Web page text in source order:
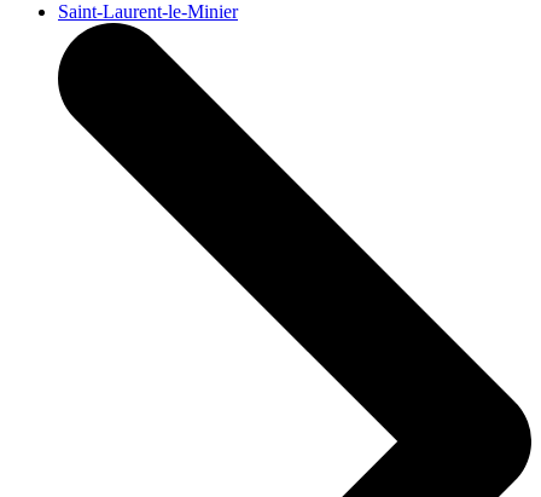
Saint-Laurent-le-Minier